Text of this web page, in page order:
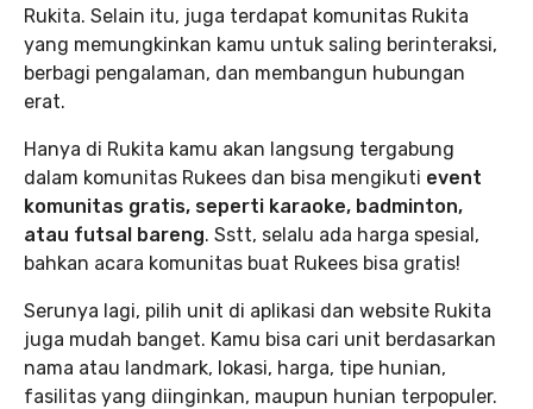
Rukita. Selain itu, juga terdapat komunitas Rukita
yang memungkinkan kamu untuk saling berinteraksi,
berbagi pengalaman, dan membangun hubungan
erat.
Hanya di Rukita kamu akan langsung tergabung
dalam komunitas Rukees dan bisa mengikuti event
komunitas gratis, seperti karaoke, badminton,
atau futsal bareng. Sstt, selalu ada harga spesial,
bahkan acara komunitas buat Rukees bisa gratis!
Serunya lagi, pilih unit di aplikasi dan website Rukita
juga mudah banget. Kamu bisa cari unit berdasarkan
nama atau landmark, lokasi, harga, tipe hunian,
fasilitas yang diinginkan, maupun hunian terpopuler.